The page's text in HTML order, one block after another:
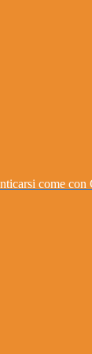
come